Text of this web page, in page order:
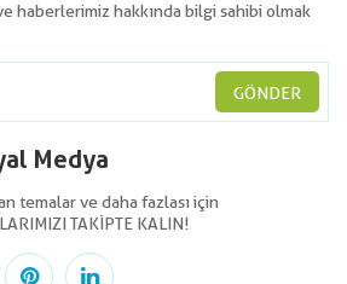
haberlerimiz hakkında bilgi sahibi olmak
GÖNDER
Medya
temalar ve daha fazlası için
TAKİPTE KALIN!